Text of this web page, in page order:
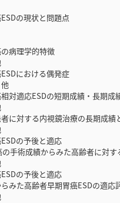
の現状と問題点
病理学的特徴
における偶発症
対適応ESDの短期成績・長期成
に対する内視鏡治療の長期成績
の予後と適応
手術成績からみた高齢者に対す
の予後と適応
みた高齢者早期胃癌ESDの適応